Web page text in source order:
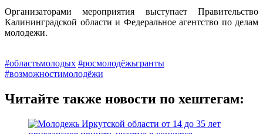
Организаторами мероприятия выступает Правительство
Калининградской области и Федеральное агентство по делам
молодежи.
#областьмолодых #росмолодёжьгранты
#возможностимолодёжи
Читайте также новости по хештегам: